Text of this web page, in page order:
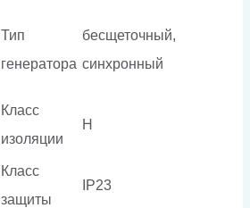
Тип
генератора
бесщеточный,
синхронный
Класс
изоляции
H
Класс
защиты
IP23